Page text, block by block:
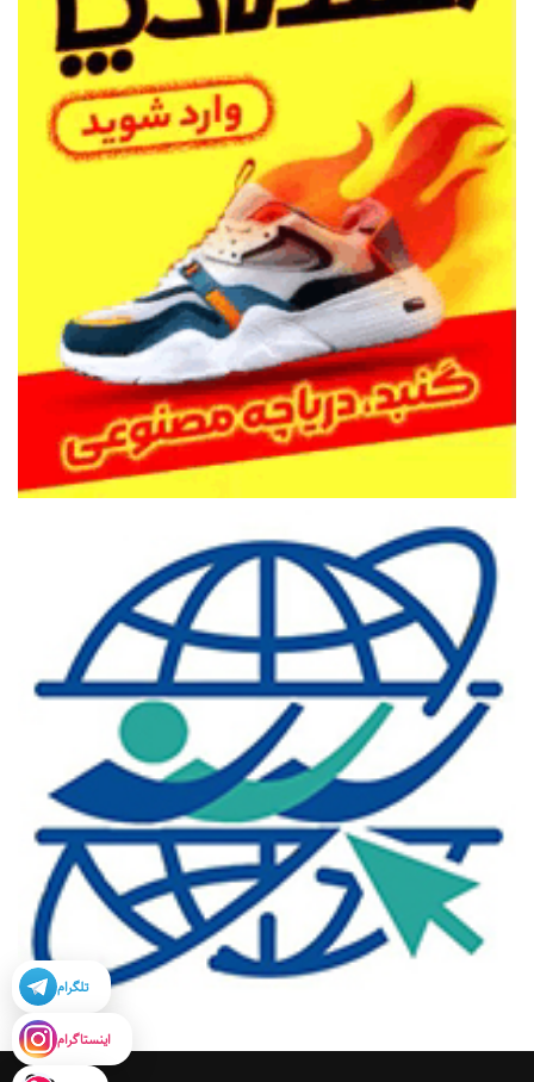
تلگرام
اینستاگرام